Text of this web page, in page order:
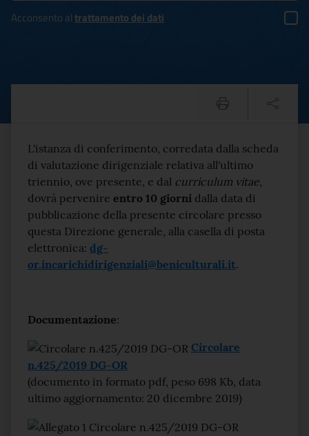
Acconsento altrattamento dei dati
Circolare n.425/2019
Testo del comunicato
L'istanza di conferimento, corredata dalla scheda
di valutazione dirigenziale relativa all'ultimo
triennio, ove presente, e dal curriculum vitae,
dovrà pervenire entro 10 giorni dalla data di
pubblicazione della presente circolare presso
questa Direzione generale, alla casella di posta
elettronica: dg-
or.incarichidirigenziali@beniculturali.it.
Documentazione:
Circolare
n.425/2019 DG-OR
(documento in formato pdf, peso 698 Kb, data
ultimo aggiornamento: 20 dicembre 2019)